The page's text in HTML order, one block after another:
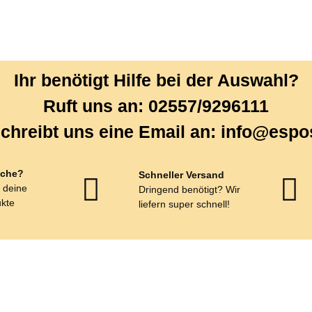
Ihr benötigt Hilfe bei der Auswahl?
Ruft uns an: 02557/9296111
uns eine Email an:
deine
Schneller Versand
Dringend benötigt? Wir
liefern super schnell!